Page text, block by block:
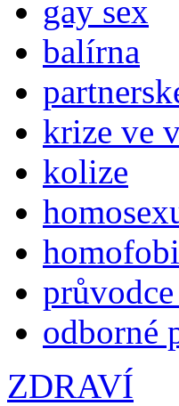
gay sex
balírna
krize ve
kolize
odborné
ZDRAVÍ